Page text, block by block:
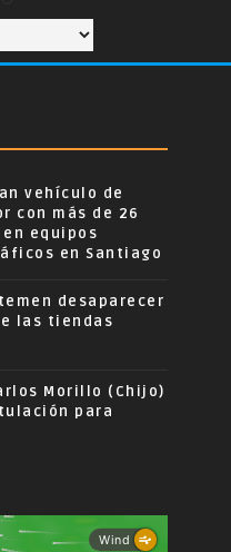
vehículo de
con más de 26
equipos
en Santiago
desaparecer
las tiendas
Morillo (Chijo)
para